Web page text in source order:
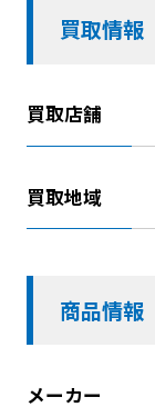
買取情報
買取店舗
買取地域
商品情報
メーカー